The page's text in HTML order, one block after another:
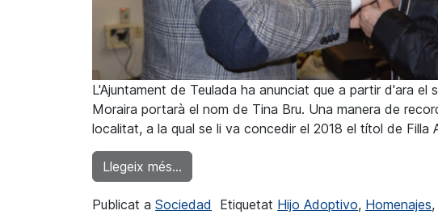
L'Ajuntament de Teulada ha anunciat que a partir d'ara el
Moraira portarà el nom de Tina Bru. Una manera de
localitat, a la qual se li va concedir el 2018 el títol de Filla
Llegeix més…
Publicat a Sociedad Etiquetat Hijo Adoptivo, Homenajes,